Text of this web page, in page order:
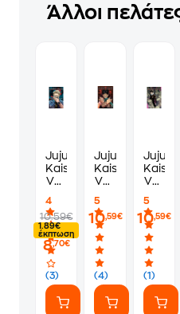
Άλλοι
Jujutsu
Kaisen,
Vol.
4
(3)
10.59€
1.89€
έκπτωση
8,70€
Jujutsu
Kaisen,
Vol.
5
(4)
10,59€
Jujutsu
Kaisen,
Vol.
5
(1)
10,59€